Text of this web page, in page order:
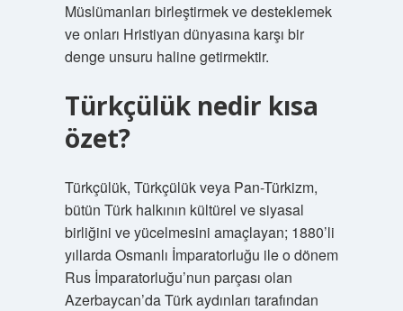
Müslümanları birleştirmek ve desteklemek
ve onları Hristiyan dünyasına karşı bir
denge unsuru haline getirmektir.
Türkçülük nedir kısa
özet?
Türkçülük, Türkçülük veya Pan-Türkizm,
bütün Türk halkının kültürel ve siyasal
birliğini ve yücelmesini amaçlayan; 1880’li
yıllarda Osmanlı İmparatorluğu ile o dönem
Rus İmparatorluğu’nun parçası olan
Azerbaycan’da Türk aydınları tarafından